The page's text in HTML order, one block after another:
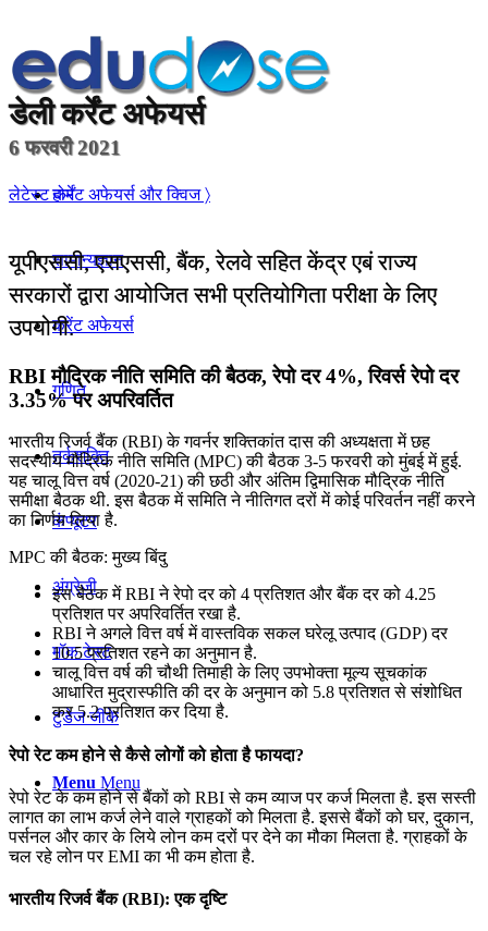
होम
सामान्यज्ञान
करेंट अफेयर्स
गणित
तर्कशक्ति
कंप्यूटर
अंग्रेजी
मॉक टेस्ट
टुडेज जीके
Menu Menu
डेली कर्रेंट अफेयर्स
6 फरवरी 2021
लेटेस्ट कर्रेंट अफेयर्स और क्विज 〉
यूपीएससी, एसएससी, बैंक, रेलवे सहित केंद्र एबं राज्य
सरकारों द्वारा आयोजित सभी प्रतियोगिता परीक्षा के लिए
उपयोगी.
RBI मौद्रिक नीति समिति की बैठक, रेपो दर 4%, रिवर्स रेपो दर
3.35% पर अपरिवर्तित
भारतीय रिजर्व बैंक (RBI) के गवर्नर शक्तिकांत दास की अध्यक्षता में छह
सदस्यीय मौद्रिक नीति समिति (MPC) की बैठक 3-5 फरवरी को मुंबई में हुई.
यह चालू वित्त वर्ष (2020-21) की छठी और अंतिम द्विमासिक मौद्रिक नीति
समीक्षा बैठक थी. इस बैठक में समिति ने नीतिगत दरों में कोई परिवर्तन नहीं करने
का निर्णय लिया है.
MPC की बैठक: मुख्य बिंदु
इस बैठक में RBI ने रेपो दर को 4 प्रतिशत और बैंक दर को 4.25
प्रतिशत पर अपरिवर्तित रखा है.
RBI ने अगले वित्त वर्ष में वास्तविक सकल घरेलू उत्पाद (GDP) दर
10.5 प्रतिशत रहने का अनुमान है.
चालू वित्त वर्ष की चौथी तिमाही के लिए उपभोक्‍ता मूल्‍य सूचकांक
आधारित मुद्रास्फीति की दर के अनुमान को 5.8 प्रतिशत से संशोधित
कर 5.2 प्रतिशत कर दिया है.
रेपो रेट कम होने से कैसे लोगों को होता है फायदा?
रेपो रेट के कम होने से बैंकों को RBI से कम व्याज पर कर्ज मिलता है. इस सस्ती
लागत का लाभ कर्ज लेने वाले ग्राहकों को मिलता है. इससे बैंकों को घर, दुकान,
पर्सनल और कार के लिये लोन कम दरों पर देने का मौका मिलता है. ग्राहकों के
चल रहे लोन पर EMI का भी कम होता है.
भारतीय रिजर्व बैंक (RBI): एक दृष्टि